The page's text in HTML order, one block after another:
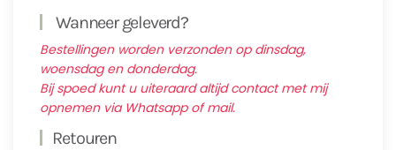
Wanneer geleverd?
Bestellingen worden verzonden op dinsdag,
woensdag en donderdag.
Bij spoed kunt u uiteraard altijd contact met mij
opnemen via Whatsapp of mail.
Retouren